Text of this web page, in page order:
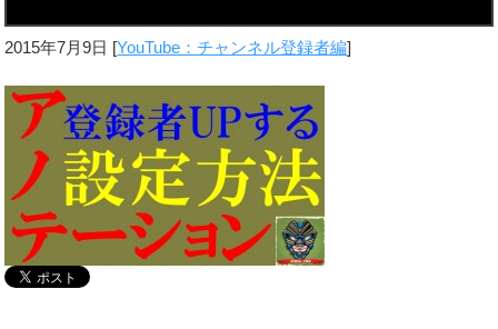
2015年7月9日 [YouTube：チャンネル登録者編]